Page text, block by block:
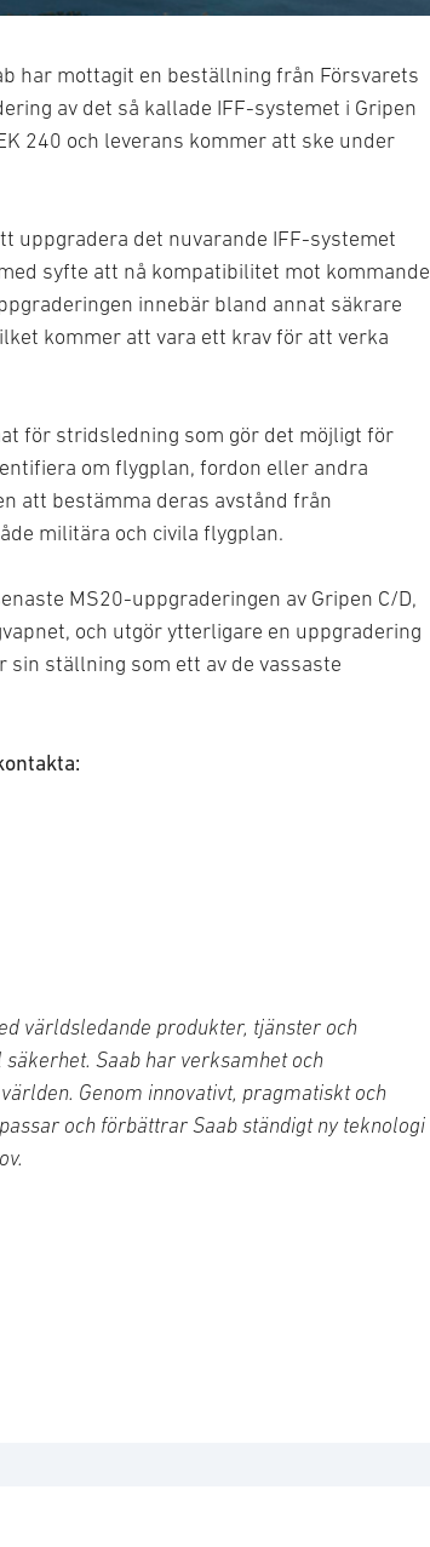
har mottagit en beställning från Försvarets
av det så kallade IFF-systemet i Gripen
240 och leverans kommer att ske under
uppgradera det nuvarande IFF-systemet
syfte att nå kompatibilitet mot kommande
innebär bland annat säkrare
kommer att vara ett krav för att verka
för stridsledning som gör det möjligt för
om flygplan, fordon eller andra
att bestämma deras avstånd från
militära och civila flygplan.
MS20-uppgraderingen av Gripen C/D,
och utgör ytterligare en uppgradering
ställning som ett av de vassaste
världsledande produkter, tjänster och
Saab har verksamhet och
Genom innovativt, pragmatiskt och
och förbättrar Saab ständigt ny teknologi